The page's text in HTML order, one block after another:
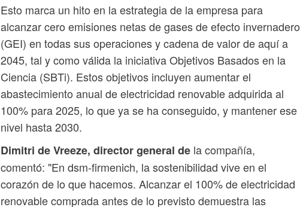
Esto marca un hito en la estrategia de la empresa para
alcanzar cero emisiones netas de gases de efecto invernadero
(GEI) en todas sus operaciones y cadena de valor de aquí a
2045, tal y como válida la iniciativa Objetivos Basados en la
Ciencia (SBTi). Estos objetivos incluyen aumentar el
abastecimiento anual de electricidad renovable adquirida al
100% para 2025, lo que ya se ha conseguido, y mantener ese
nivel hasta 2030.
Dimitri de Vreeze, director general de la compañía,
comentó: "En dsm-firmenich, la sostenibilidad vive en el
corazón de lo que hacemos. Alcanzar el 100% de electricidad
renovable comprada antes de lo previsto demuestra las